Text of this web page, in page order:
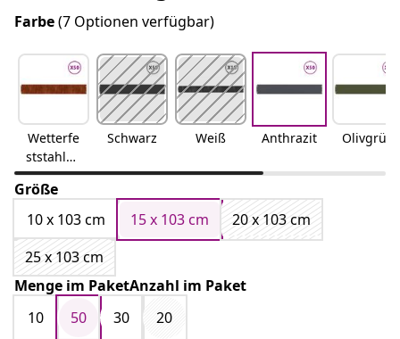
Farbe(7 Optionen verfügbar)
Wetterfe
ststahlWi
tterungs
beständi
ger Stahl
Schwarz Weiß Anthrazit Olivgrün
Größe
10 x 103 cm
15 x 103 cm
20 x 103 cm
25 x 103 cm
Menge im PaketAnzahl im Paket
10
50 30 20